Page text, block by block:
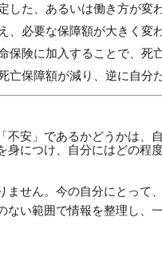
した、あるいは働き方が変
、必要な保障額が大きく変
保険に加入することで、死
亡保障額が減り、逆に自分
不安」であるかどうかは、
身につけ、自分にはどの程
ません。今の自分にとって
ない範囲で情報を整理し、